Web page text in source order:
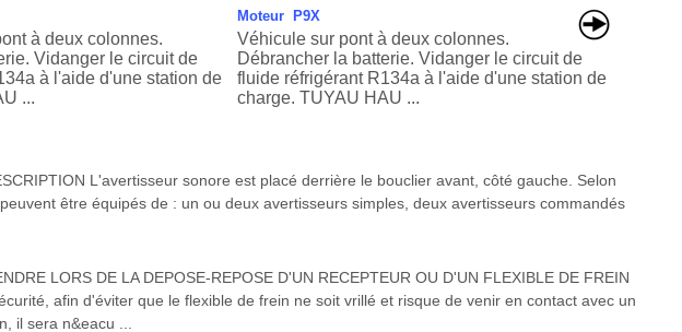
à deux colonnes.
Vidanger le circuit de
à l'aide d'une station de
...
Moteur P9X
Véhicule sur pont à deux colonnes.
Débrancher la batterie. Vidanger le circuit de
fluide réfrigérant R134a à l'aide d'une station de
charge. TUYAU HAU ...
L'avertisseur sonore est placé derrière le bouclier avant, côté gauche. Selon
être équipés de : un ou deux avertisseurs simples, deux avertisseurs commandés
LORS DE LA DEPOSE-REPOSE D'UN RECEPTEUR OU D'UN FLEXIBLE DE FREIN
afin d'éviter que le flexible de frein ne soit vrillé et risque de venir en contact avec un
il sera n&eacu ...